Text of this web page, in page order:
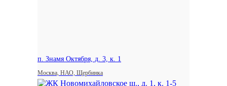
п. Знамя Октября, д. 3, к. 1
Москва, НАО, Щербинка